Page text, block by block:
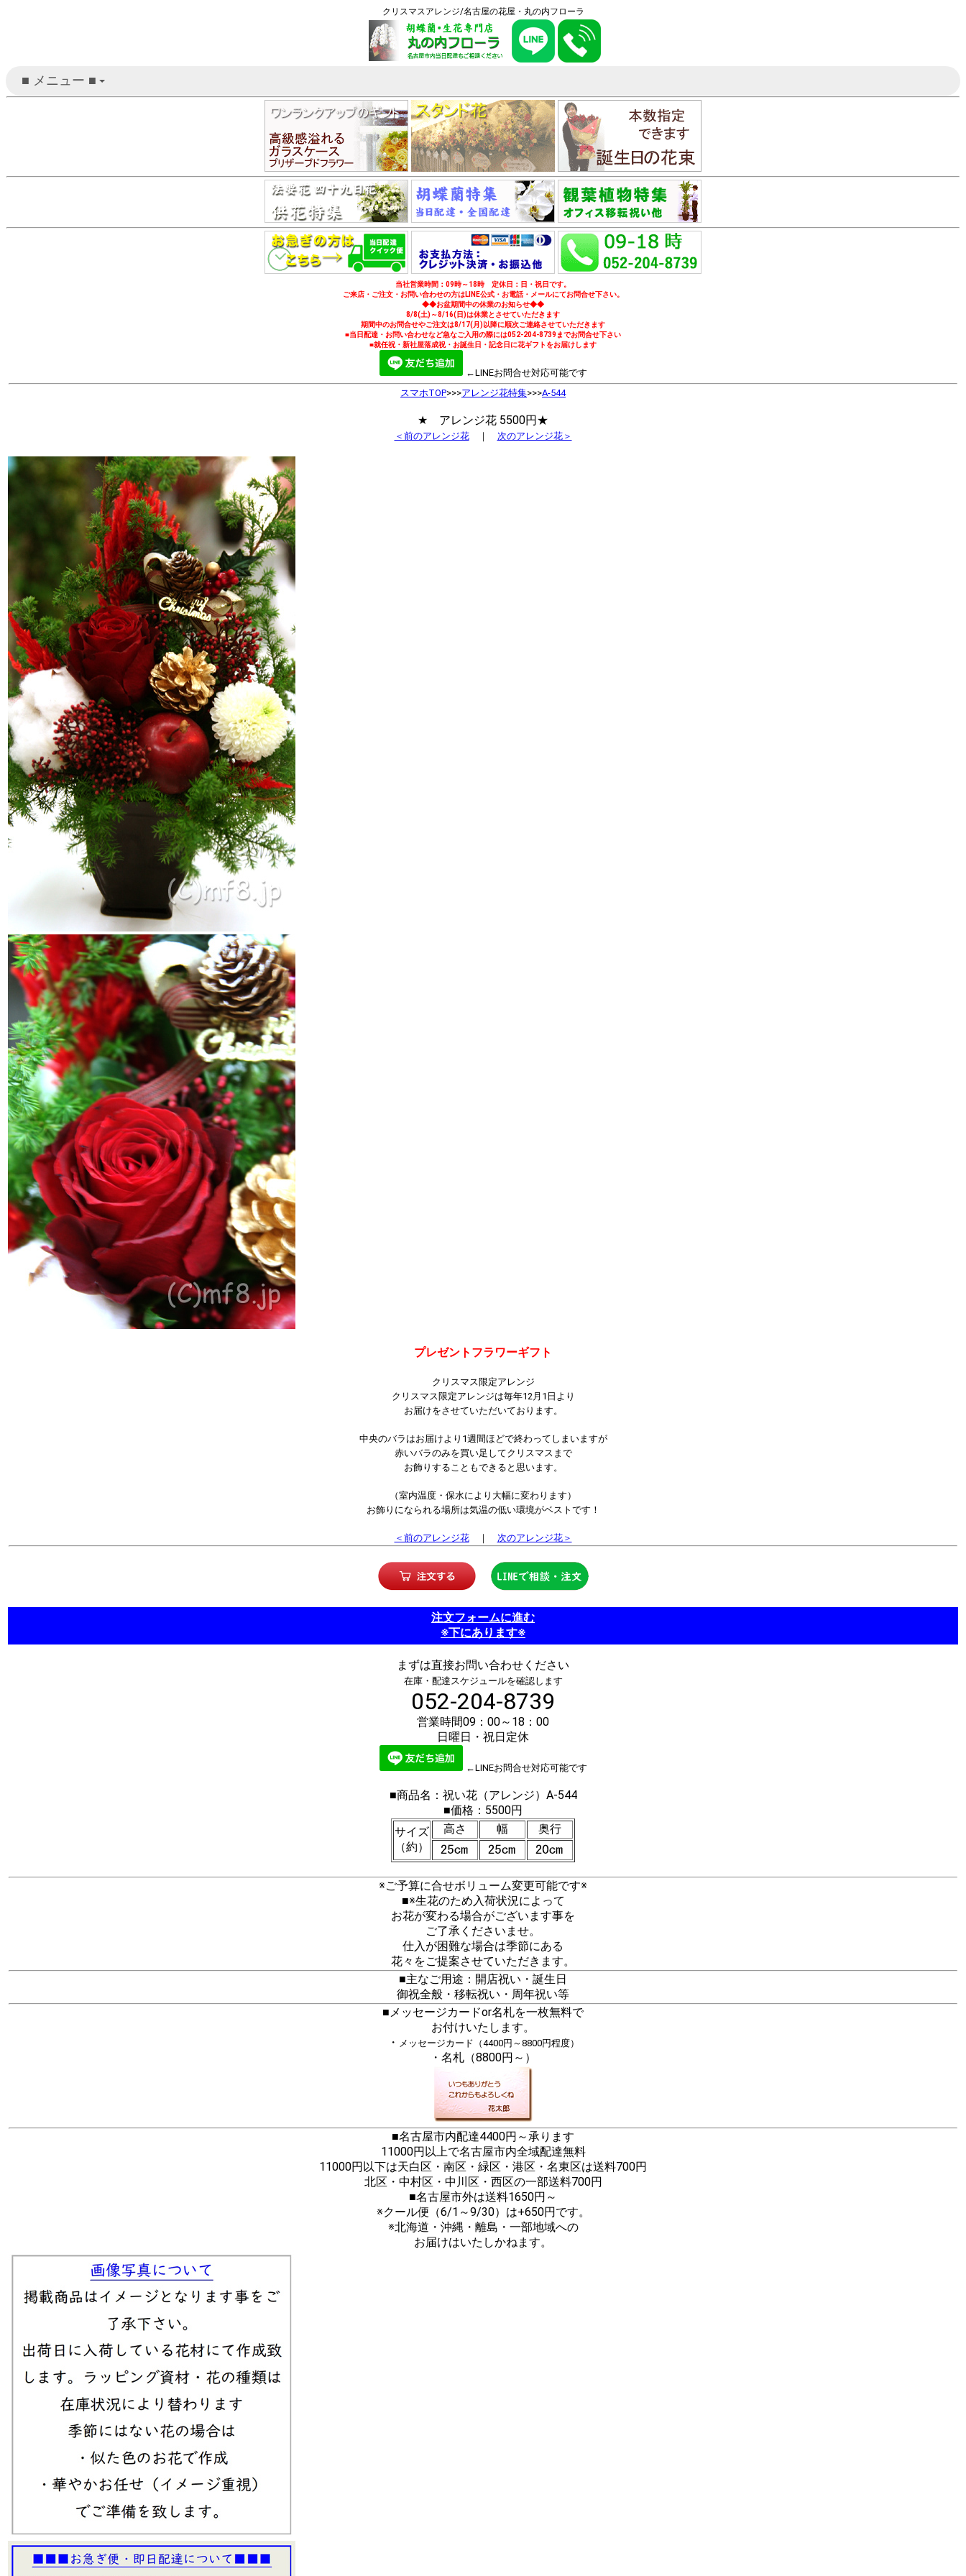
クリスマスアレンジ/名古屋の花屋・丸の内フローラ
+
■ メニュー ■
当社営業時間：09時～18時 定休日：日・祝日です。
ご来店・ご注文・お問い合わせの方はLINE公式・お電話・メールにてお問合せ下さい。
◆◆お盆期間中の休業のお知らせ◆◆
8/8(土)～8/16(日)は休業とさせていただきます
期間中のお問合せやご注文は8/17(月)以降に順次ご連絡させていただきます
■当日配達・お問い合わせなど急なご入用の際には052-204-8739までお問合せ下さい
■就任祝・新社屋落成祝・お誕生日・記念日に花ギフトをお届けします
←LINEお問合せ対応可能です
スマホTOP>>>アレンジ花特集>>>A-544
★ アレンジ花 5500円★
＜前のアレンジ花｜ 次のアレンジ花＞
プレゼントフラワーギフト
クリスマス限定アレンジ
クリスマス限定アレンジは毎年12月1日より
お届けをさせていただいております。
中央のバラはお届けより1週間ほどで終わってしまいますが
赤いバラのみを買い足してクリスマスまで
お飾りすることもできると思います。
（室内温度・保水により大幅に変わります）
お飾りになられる場所は気温の低い環境がベストです！
＜前のアレンジ花｜ 次のアレンジ花＞
注文フォームに進む
※下にあります※
まずは直接お問い合わせください
在庫・配達スケジュールを確認します
052-204-8739
営業時間09：00～18：00
日曜日・祝日定休
←LINEお問合せ対応可能です
■商品名：祝い花（アレンジ）A-544
■価格：5500円
サイズ
（約）
高さ 幅 奥行
※ご予算に合せボリューム変更可能です※
■※生花のため入荷状況によって
お花が変わる場合がございます事を
ご了承くださいませ。
仕入が困難な場合は季節にある
花々をご提案させていただきます。
■主なご用途：開店祝い・誕生日
御祝全般・移転祝い・周年祝い等
■メッセージカードor名札を一枚無料で
お付けいたします。
・ メッセージカード（4400円～8800円程度）
・名札（8800円～）
■名古屋市内配達4400円～承ります
11000円以上で名古屋市内全域配達無料
11000円以下は天白区・南区・緑区・港区・名東区は送料700円
北区・中村区・中川区・西区の一部送料700円
■名古屋市外は送料1650円～
※クール便（6/1～9/30）は+650円です。
※北海道・沖縄・離島・一部地域への
お届けはいたしかねます。